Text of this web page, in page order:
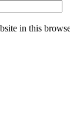
in this